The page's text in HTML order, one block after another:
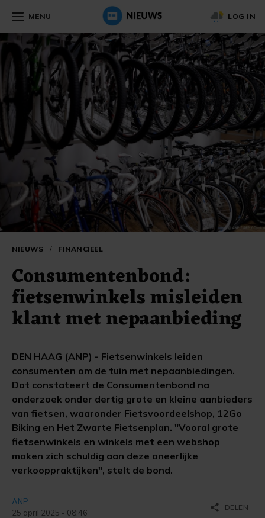
MENU LOG IN
NIEUWS / FINANCIEEL
Consumentenbond:
fietsenwinkels misleiden
klant met nepaanbieding
DEN HAAG (ANP) - Fietsenwinkels leiden
consumenten om de tuin met nepaanbiedingen.
Dat constateert de Consumentenbond na
onderzoek onder dertig grote en kleine aanbieders
van fietsen, waaronder Fietsvoordeelshop, 12Go
Biking en Het Zwarte Fietsenplan. "Vooral grote
fietsenwinkels en winkels met een webshop
maken zich schuldig aan deze oneerlijke
verkooppraktijken", stelt de bond.
ANP
25 april 2025 - 08:46
share DELEN